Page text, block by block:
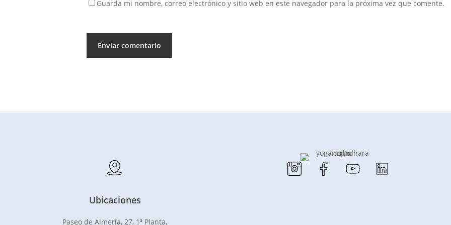
Guarda mi nombre, correo electrónico y sitio web en este navegador para la próxima vez que comente.
Ubicaciones
Paseo de Almería, 27, 1ª Planta,